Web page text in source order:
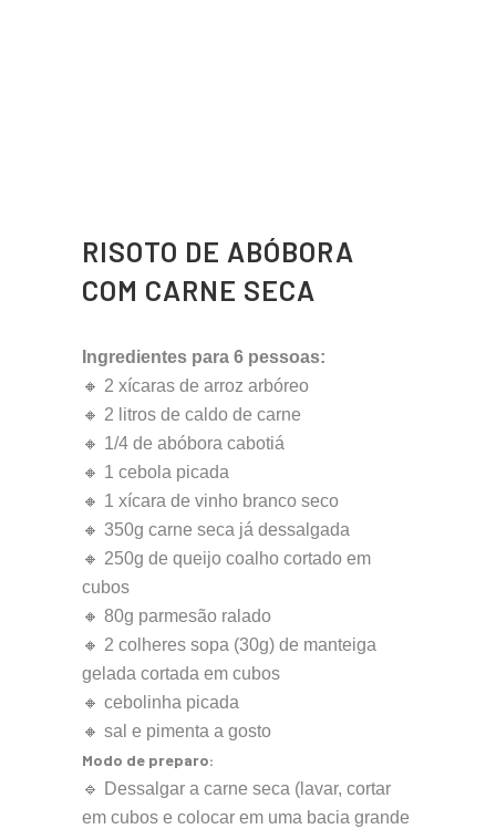
RISOTO DE ABÓBORA
COM CARNE SECA
Ingredientes para 6 pessoas:
🔸 2 xícaras de arroz arbóreo
🔸 2 litros de caldo de carne
🔸 1/4 de abóbora cabotiá
🔸 1 cebola picada
🔸 1 xícara de vinho branco seco
🔸 350g carne seca já dessalgada
🔸 250g de queijo coalho cortado em
cubos
🔸 80g parmesão ralado
🔸 2 colheres sopa (30g) de manteiga
gelada cortada em cubos
🔸 cebolinha picada
🔸 sal e pimenta a gosto
Modo de preparo:
🔹 Dessalgar a carne seca (lavar, cortar
em cubos e colocar em uma bacia grande